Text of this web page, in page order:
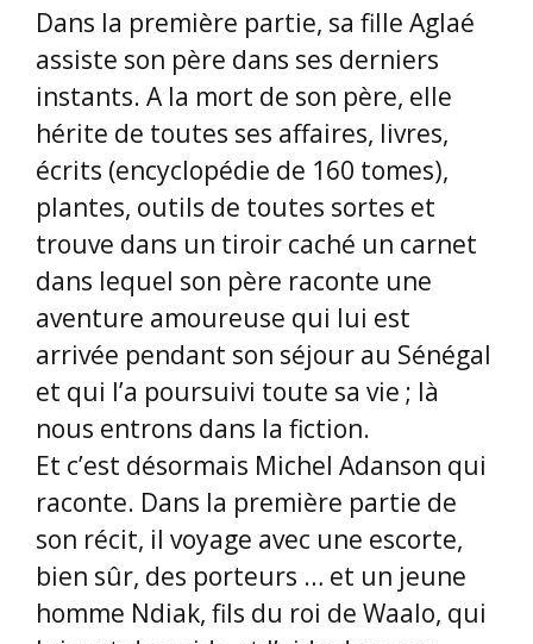
Dans la première partie, sa fille Aglaé
assiste son père dans ses derniers
instants. A la mort de son père, elle
hérite de toutes ses affaires, livres,
écrits (encyclopédie de 160 tomes),
plantes, outils de toutes sortes et
trouve dans un tiroir caché un carnet
dans lequel son père raconte une
aventure amoureuse qui lui est
arrivée pendant son séjour au Sénégal
et qui l’a poursuivi toute sa vie ; là
nous entrons dans la fiction.
Et c’est désormais Michel Adanson qui
raconte. Dans la première partie de
son récit, il voyage avec une escorte,
bien sûr, des porteurs … et un jeune
homme Ndiak, fils du roi de Waalo, qui